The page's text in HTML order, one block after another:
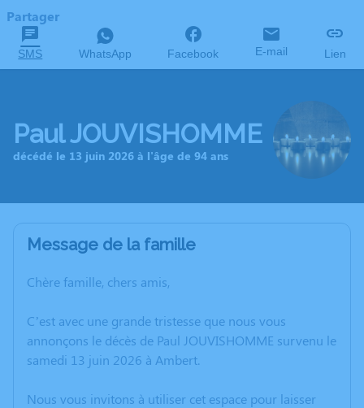
Partager
SMS WhatsApp Facebook E-mail Lien
Paul JOUVISHOMME
décédé le 13 juin 2026 à l'âge de 94 ans
Message de la famille
Chère famille, chers amis,
C’est avec une grande tristesse que nous vous
annonçons le décès de Paul JOUVISHOMME survenu le
samedi 13 juin 2026 à Ambert.
Nous vous invitons à utiliser cet espace pour laisser